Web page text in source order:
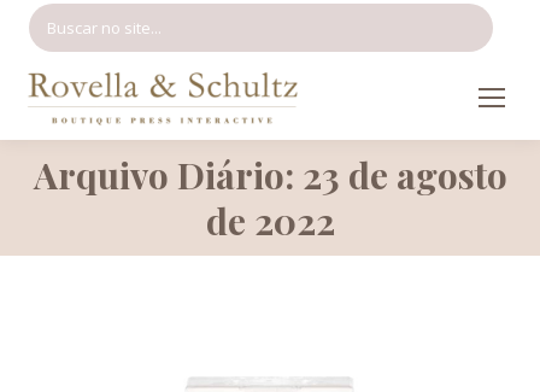
Arquivo Diário: 23 de agosto
de 2022
Você está aqui: